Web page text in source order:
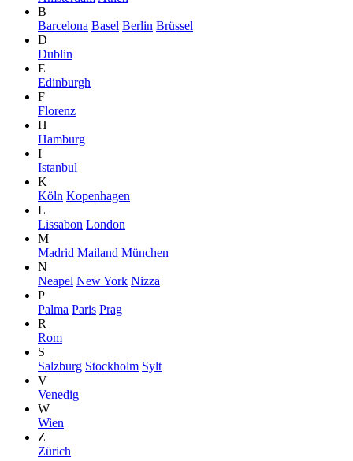
B
Barcelona Basel Berlin Brüssel
D
Dublin
E
Edinburgh
F
Florenz
H
Hamburg
I
Istanbul
K
Köln Kopenhagen
L
Lissabon London
M
Madrid Mailand München
N
Neapel New York Nizza
P
Palma Paris Prag
R
Rom
S
Salzburg Stockholm Sylt
V
Venedig
W
Wien
Z
Zürich